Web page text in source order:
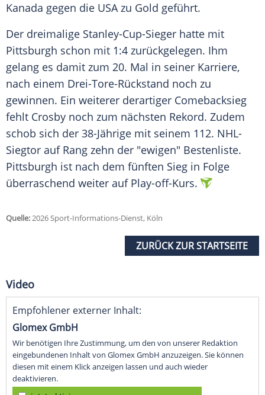
Kanada gegen die USA zu Gold geführt.
Der dreimalige Stanley-Cup-Sieger hatte mit
Pittsburgh schon mit 1:4 zurückgelegen. Ihm
gelang es damit zum 20. Mal in seiner Karriere,
nach einem Drei-Tore-Rückstand noch zu
gewinnen. Ein weiterer derartiger Comebacksieg
fehlt Crosby noch zum nächsten Rekord. Zudem
schob sich der 38-Jährige mit seinem 112. NHL-
Siegtor auf Rang zehn der "ewigen" Bestenliste.
Pittsburgh ist nach dem fünften Sieg in Folge
überraschend weiter auf Play-off-Kurs.
Quelle:2026 Sport-Informations-Dienst, Köln
ZURÜCK ZUR STARTSEITE
Video
Empfohlener externer Inhalt:
Glomex GmbH
Wir benötigen Ihre Zustimmung, um den von unserer Redaktion
eingebundenen Inhalt von Glomex GmbH anzuzeigen. Sie können
diesen mit einem Klick anzeigen lassen und auch wieder
deaktivieren.